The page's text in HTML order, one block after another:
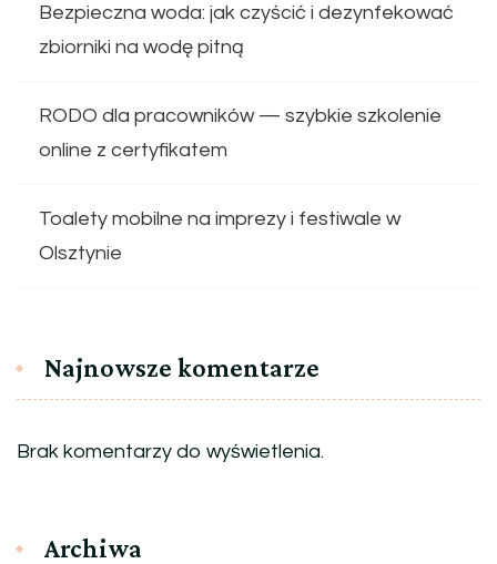
Bezpieczna woda: jak czyścić i dezynfekować
zbiorniki na wodę pitną
RODO dla pracowników — szybkie szkolenie
online z certyfikatem
Toalety mobilne na imprezy i festiwale w
Olsztynie
Najnowsze komentarze
Brak komentarzy do wyświetlenia.
Archiwa